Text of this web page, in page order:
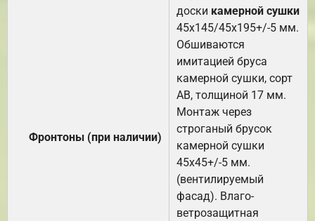
Фронтоны (при наличии)
доски камерной сушки
45х145/45х195+/-5 мм.
Обшиваются
имитацией бруса
камерной сушки, сорт
АВ, толщиной 17 мм.
Монтаж через
строганый брусок
камерной сушки
45х45+/-5 мм.
(вентилируемый
фасад). Влаго-
ветрозащитная